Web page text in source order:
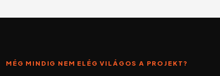
MÉG MINDIG NEM ELÉG VILÁGOS A PROJEKT?